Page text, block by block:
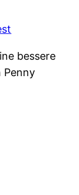
bessere
Penny